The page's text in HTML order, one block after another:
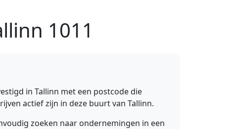
1011
in Tallinn met een postcode die
actief zijn in deze buurt van Tallinn.
zoeken naar ondernemingen in een